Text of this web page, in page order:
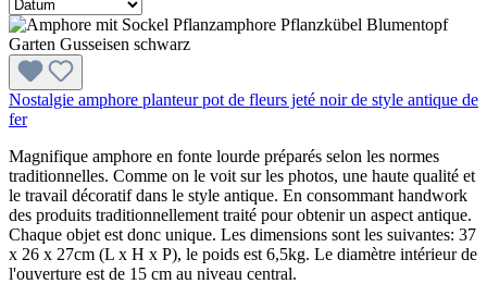
Nostalgie amphore planteur pot de fleurs jeté noir de style antique de
fer
Magnifique amphore en fonte lourde préparés selon les normes
traditionnelles. Comme on le voit sur les photos, une haute qualité et
le travail décoratif dans le style antique. En consommant handwork
des produits traditionnellement traité pour obtenir un aspect antique.
Chaque objet est donc unique. Les dimensions sont les suivantes: 37
x 26 x 27cm (L x H x P), le poids est 6,5kg. Le diamètre intérieur de
l'ouverture est de 15 cm au niveau central.